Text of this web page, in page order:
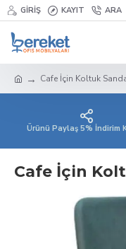
GIRIŞ KAYIT ARA
Cafe İçin Koltuk
Ürünü Paylaş 5% İndirim
Cafe İçin